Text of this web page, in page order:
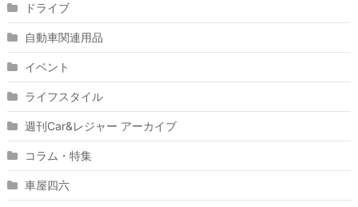
ドライブ
自動車関連用品
イベント
ライフスタイル
週刊Car&レジャー アーカイブ
コラム・特集
車屋四六